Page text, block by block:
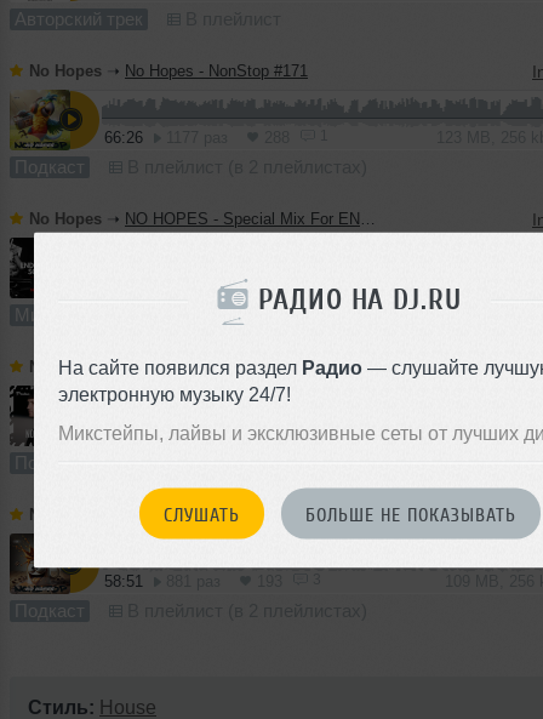
РАДИО НА DJ.RU
На сайте появился раздел Радио — слушайте
электронную музыку 24/7!
Микстейпы, лайвы и эксклюзивные сеты от лучших
СЛУШАТЬ БОЛЬШЕ НЕ ПОКАЗЫВАТЬ
Авторский трек
No Hopes ➝ No Hopes - NonStop #171
66:26
Подкаст
No Hopes ➝ NO HOPES - Special Mix For ENDORPHIN SOUND
877 раз 210 111 MB, 256
Микс В плейлист (в 1 плейлисте)
No Hopes ➝No Hopes - Poetika #014
61:41 1305 раз 269 114 MB, 256
Подкаст
No Hopes No Hopes - NonStop #170
58:51
Подкаст
Стиль: House